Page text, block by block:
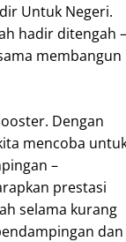
Untuk Negeri.
hadir ditengah –
membangun
Dengan
mencoba
–
prestasi
selama kurang
dan